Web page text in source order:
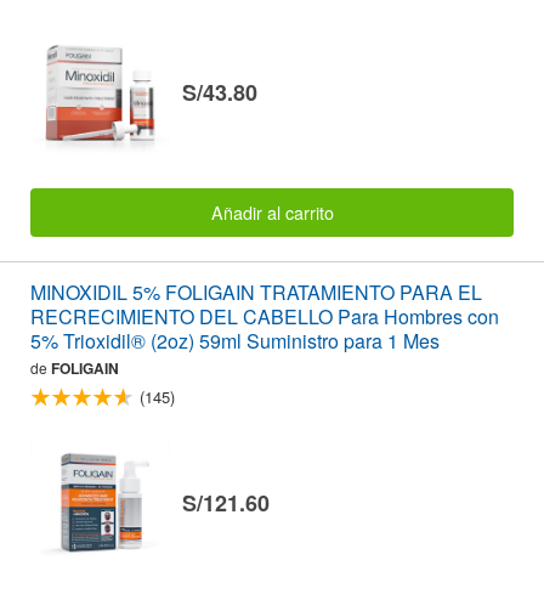
S/43.80
Añadir al carrito
MINOXIDIL 5% FOLIGAIN TRATAMIENTO PARA EL
RECRECIMIENTO DEL CABELLO Para Hombres con
5% Trioxidil® (2oz) 59ml Suministro para 1 Mes
de FOLIGAIN
(145)
S/121.60